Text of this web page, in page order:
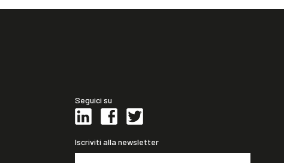
Seguici su
Iscriviti alla newsletter